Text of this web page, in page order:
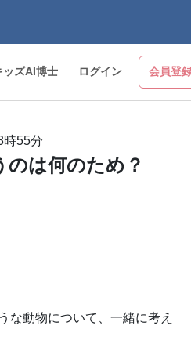
ッズAI博士 ログイン 会員登
55分
のは何のため？
動物について、一緒に考え